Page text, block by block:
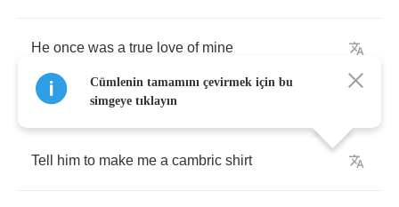
He once was a true love of mine
Tell him to make me a cambric shirt
Cümlenin tamamını çevirmek için bu
simgeye tıklayın